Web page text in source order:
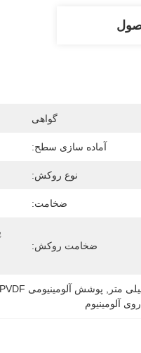
گواهی
آماده سازی سطح:
نوع روکش:
ضخامت:
ضخامت روکش:
پوشش آلومینیومی PVDF با ضخامت 10 میکرومتر